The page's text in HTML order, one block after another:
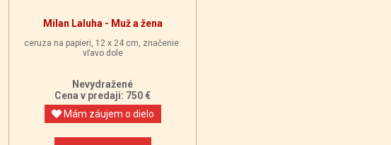
Milan Laluha - Muž a žena
ceruza na papieri, 12 x 24 cm, značenie:
vľavo dole
Nevydražené
Cena v predaji: 750 €
Mám záujem o dielo